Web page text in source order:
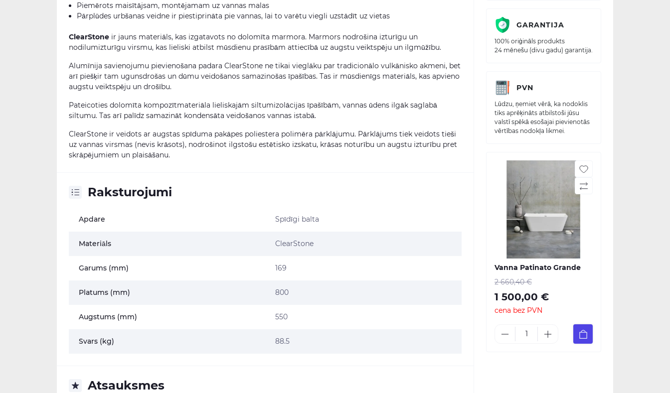
Piemērots maisītājsam, montējamam uz vannas malas
Pārplūdes urbšanas veidne ir piestiprināta pie vannas, lai to varētu viegli uzstādīt uz vietas
ClearStone ir jauns materiāls, kas izgatavots no dolomīta marmora. Marmors nodrošina izturīgu un
nodilumizturīgu virsmu, kas lieliski atbilst mūsdienu prasībām attiecībā uz augstu veiktspēju un ilgmūžību.
Alumīnija savienojumu pievienošana padara ClearStone ne tikai vieglāku par tradicionālo vulkānisko akmeni, bet
arī piešķir tam ugunsdrošas un dūmu veidošanos samazinošas īpašības. Tas ir mūsdienīgs materiāls, kas apvieno
augstu veiktspēju un drošību.
Pateicoties dolomīta kompozītmateriāla lieliskajām siltumizolācijas īpašībām, vannas ūdens ilgāk saglabā
siltumu. Tas arī palīdz samazināt kondensāta veidošanos vannas istabā.
ClearStone ir veidots ar augstas spīduma pakāpes poliestera polimēra pārklājumu. Pārklājums tiek veidots tieši
uz vannas virsmas (nevis krāsots), nodrošinot ilgstošu estētisko izskatu, krāsas noturību un augstu izturību pret
skrāpējumiem un plaisāšanu.
Raksturojumi
Apdare Spīdīgi balta
Materiāls ClearStone
Garums (mm) 169
Platums (mm) 800
Augstums (mm) 550
Svars (kg) 88.5
Atsauksmes
GARANTIJA
100% oriģināls produkts
24 mēnešu (divu gadu) garantija.
PVN
Lūdzu, ņemiet vērā, ka nodoklis
tiks aprēķināts atbilstoši jūsu
valstī spēkā esošajai pievienotās
vērtības nodokļa likmei.
Vanna Patinato Grande
2 660,40 €
1 500,00 €
cena bez PVN